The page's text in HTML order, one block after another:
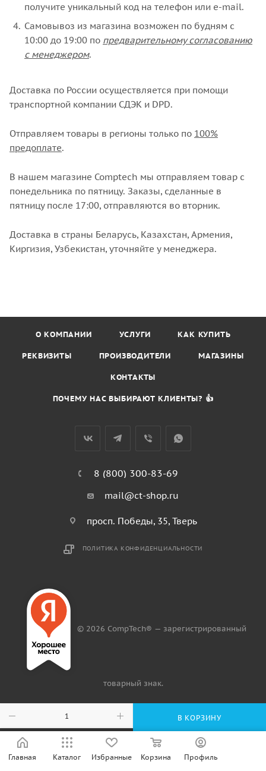
В КОРЗИНУ
получите уникальный код на телефон или e-mail.
Самовывоз из магазина возможен по будням с
10:00 до 19:00 по предварительному согласованию
с менеджером.
Доставка по России осуществляется при помощи
транспортной компании СДЭК и DPD.
Отправляем товары в регионы только по 100%
предоплате.
В нашем магазине Comptech мы отправляем товар с
понедельника по пятницу. Заказы, сделанные в
пятницу после 17:00, отправляются во вторник.
Доставка в страны Беларусь, Казахстан, Армения,
Киргизия, Узбекистан, уточняйте у менеджера.
О КОМПАНИИ УСЛУГИ КАК КУПИТЬ
РЕКВИЗИТЫ ПРОИЗВОДИТЕЛИ МАГАЗИНЫ
КОНТАКТЫ
ПОЧЕМУ НАС ВЫБИРАЮТ КЛИЕНТЫ? 👍
8 (800) 300-83-69
mail@ct-shop.ru
просп. Победы, 35, Тверь
ПОЛИТИКА КОНФИДЕНЦИАЛЬНОСТИ
© 2026 CompTech® — зарегистрированный
товарный знак.
Главная Каталог Избранные Корзина Профиль